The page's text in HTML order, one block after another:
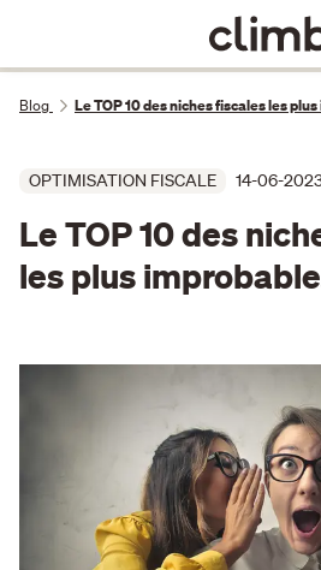
Blog Le TOP 10 des niches fiscales les
OPTIMISATION FISCALE 14-06-
Le TOP 10 des
les plus